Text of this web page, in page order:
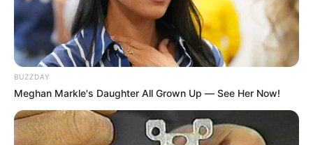
La iniciativa busca recuperar ecosistemas de
bosque altoandino, andino y bosque seco
Crédito:
Cortolima
BUZZDAY
Meghan Markle's Daughter All Grown Up — See Her Now!